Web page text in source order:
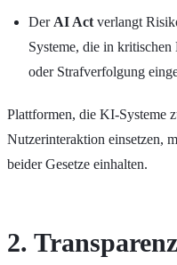
Der AI Act verlangt
Systeme, die in
oder Strafverfolgung
Plattformen, die KI-Systeme
Nutzerinteraktion einsetzen,
beider Gesetze einhalten.
2.